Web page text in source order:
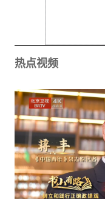
热点视频